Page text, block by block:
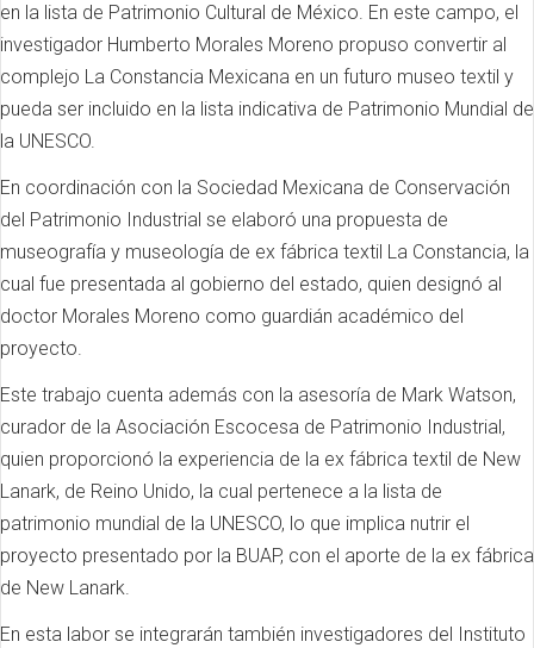
en la lista de Patrimonio Cultural de México. En este campo, el
investigador Humberto Morales Moreno propuso convertir al
complejo La Constancia Mexicana en un futuro museo textil y
pueda ser incluido en la lista indicativa de Patrimonio Mundial de
la UNESCO.
En coordinación con la Sociedad Mexicana de Conservación
del Patrimonio Industrial se elaboró una propuesta de
museografía y museología de ex fábrica textil La Constancia, la
cual fue presentada al gobierno del estado, quien designó al
doctor Morales Moreno como guardián académico del
proyecto.
Este trabajo cuenta además con la asesoría de Mark Watson,
curador de la Asociación Escocesa de Patrimonio Industrial,
quien proporcionó la experiencia de la ex fábrica textil de New
Lanark, de Reino Unido, la cual pertenece a la lista de
patrimonio mundial de la UNESCO, lo que implica nutrir el
proyecto presentado por la BUAP, con el aporte de la ex fábrica
de New Lanark.
En esta labor se integrarán también investigadores del Instituto